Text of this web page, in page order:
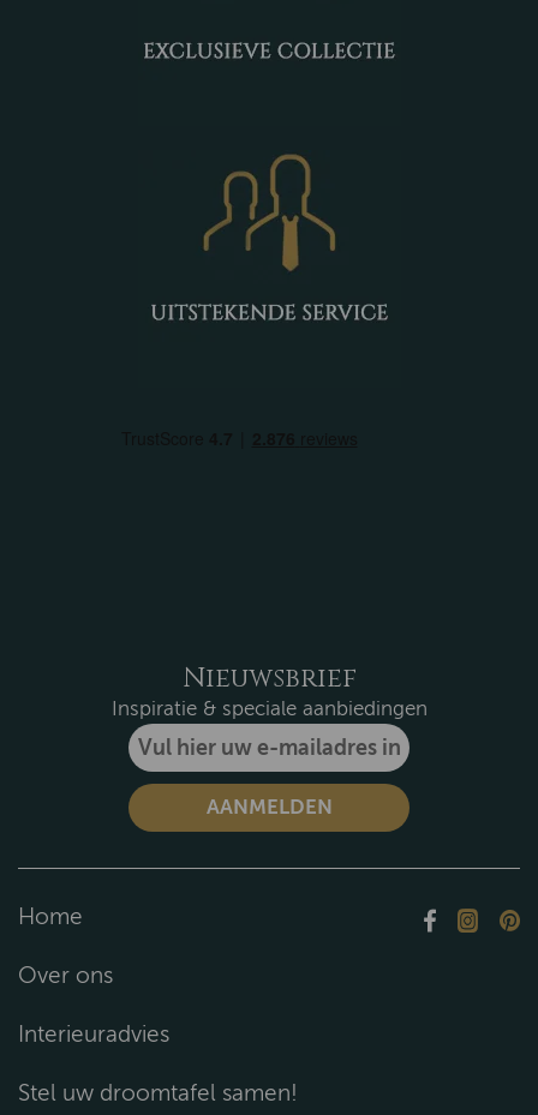
Nieuwsbrief
Inspiratie & speciale aanbiedingen
Home
Over ons
Interieuradvies
Stel uw droomtafel samen!